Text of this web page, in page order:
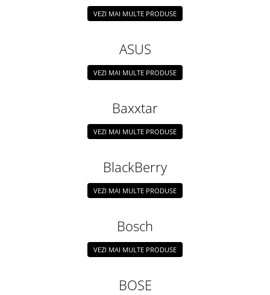
VEZI MAI MULTE PRODUSE
ASUS
VEZI MAI MULTE PRODUSE
Baxxtar
VEZI MAI MULTE PRODUSE
BlackBerry
VEZI MAI MULTE PRODUSE
Bosch
VEZI MAI MULTE PRODUSE
BOSE